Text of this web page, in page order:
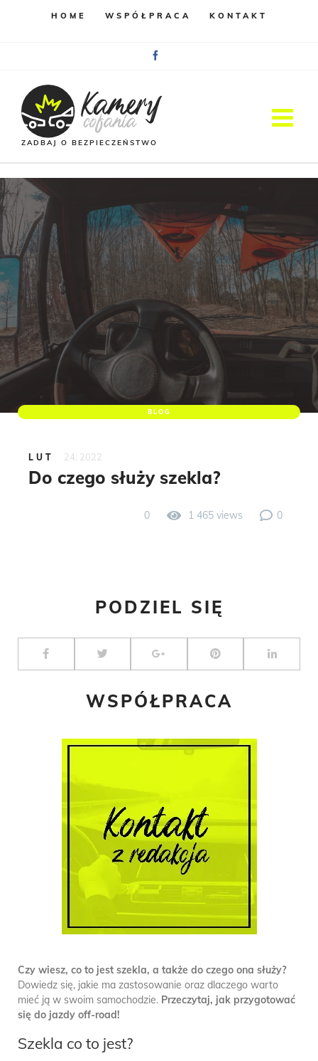
HOME WSPÓŁPRACA KONTAKT
ZADBAJ O BEZPIECZEŃSTWO
BLOG
LUT 24, 2022
Do czego służy szekla?
0 1 465 views 0
PODZIEL SIĘ
WSPÓŁPRACA
Czy wiesz, co to jest szekla, a także do czego ona służy?
Dowiedz się, jakie ma zastosowanie oraz dlaczego warto
mieć ją w swoim samochodzie. Przeczytaj, jak przygotować
się do jazdy off-road!
Szekla co to jest?